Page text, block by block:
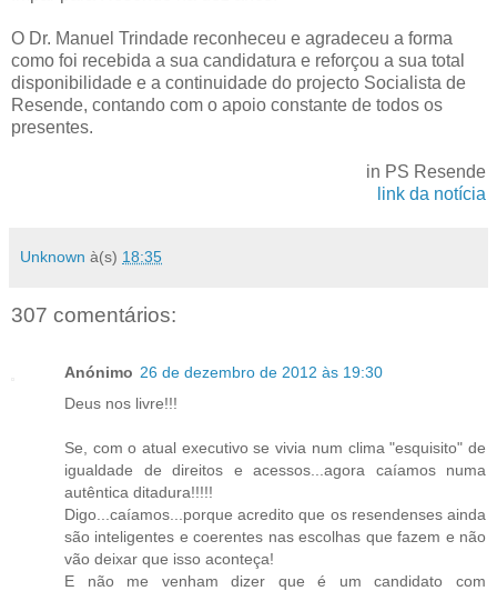
O Dr. Manuel Trindade reconheceu e agradeceu a forma
como foi recebida a sua candidatura e reforçou a sua total
disponibilidade e a continuidade do projecto Socialista de
Resende, contando com o apoio constante de todos os
presentes.
in PS Resende
link da notícia
Unknown à(s) 18:35
307 comentários:
Anónimo 26 de dezembro de 2012 às 19:30
Deus nos livre!!!
Se, com o atual executivo se vivia num clima "esquisito" de
igualdade de direitos e acessos...agora caíamos numa
autêntica ditadura!!!!!
Digo...caíamos...porque acredito que os resendenses ainda
são inteligentes e coerentes nas escolhas que fazem e não
vão deixar que isso aconteça!
E não me venham dizer que é um candidato com